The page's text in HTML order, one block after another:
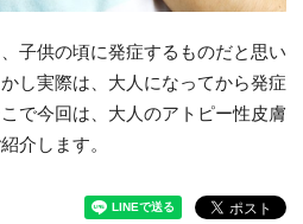
子供の頃に発症するものだと思い
し実際は、大人になってから発症
で今回は、大人のアトピー性皮膚
介します。